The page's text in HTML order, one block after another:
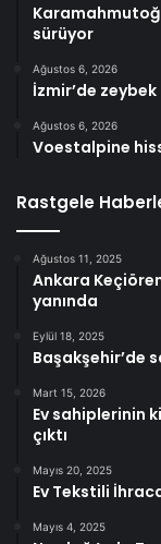
sürüyor
Ağustos 6, 2026
İzmir’de
Ağustos 6, 2026
Voestalpine
Rastgele
Ağustos 11, 2025
Ankara
yanında
Eylül 18, 2025
Başakşehir’de
Mart 15, 2026
Ev sahiplerinin
çıktı
Mayıs 20, 2025
Ev Tekstili
Mayıs 4, 2025